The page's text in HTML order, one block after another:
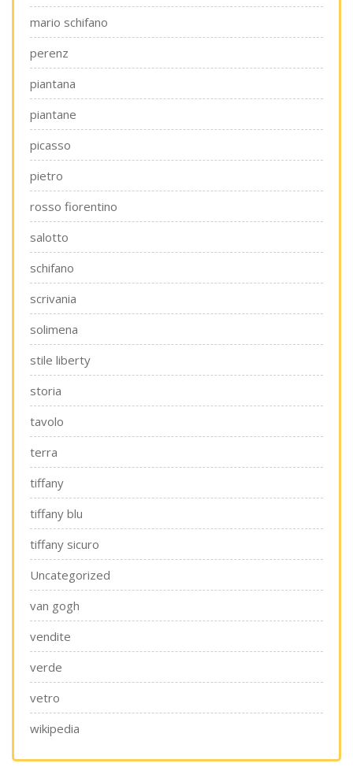
mario schifano
perenz
piantana
piantane
picasso
pietro
rosso fiorentino
salotto
schifano
scrivania
solimena
stile liberty
storia
tavolo
terra
tiffany
tiffany blu
tiffany sicuro
Uncategorized
van gogh
vendite
verde
vetro
wikipedia